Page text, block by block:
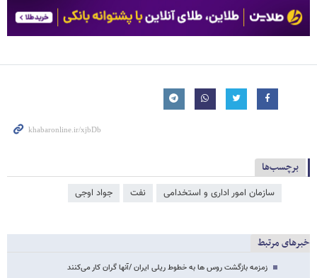
برچسب‌ها
سازمان امور اداری و استخدامی نفت جواد اوجی
خبرهای مرتبط
زمزمه بازگشت روس ها به خطوط ریلی ایران /آنها گران کار می‌کنند